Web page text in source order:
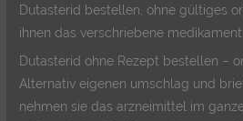
Dutasterid bestellen, ohne gültiges
ihnen das verschriebene
Dutasterid ohne Rezept bestellen –
Alternativ eigenen umschlag und
nehmen sie das arzneimittel im